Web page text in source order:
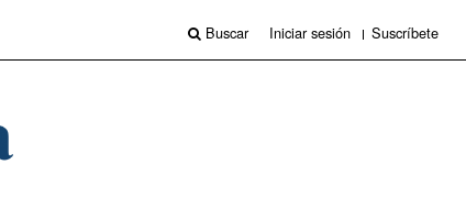
Buscar Iniciar sesión Suscríbete